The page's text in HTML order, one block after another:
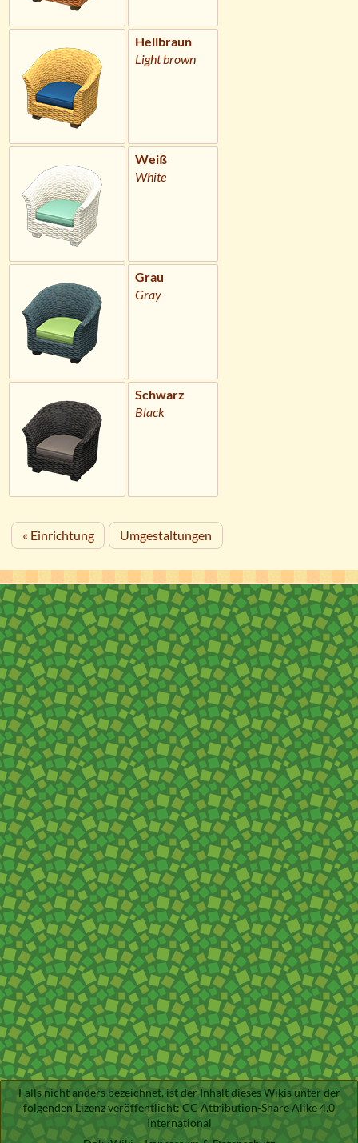
Hellbraun
Light brown
Weiß
White
Grau
Gray
Schwarz
Black
« Einrichtung Umgestaltungen
Falls nicht anders bezeichnet, ist der Inhalt dieses Wikis unter der
folgenden Lizenz veröffentlicht: CC Attribution-Share Alike 4.0
International